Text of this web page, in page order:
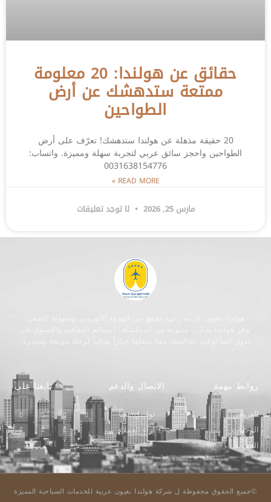
حقائق عن هولندا: 20 معلومة
ممتعة ستدهشك عن أرض
الطواحين
20 حقيقة مذهلة عن هولندا ستدهشك! تعرّف على أرض
الطواحين واحجز سائق عربي لتجربة سهلة ومميزة. واتساب:
0031638154776
READ MORE »
مارس 25, 2026 لا توجد تعليقات
روابط مهمة
العروض
الوجهات
المدونة
الاتصال والدعم
تواصل معنا
اراء العملاء
تابعنا على
©جميع الحقوق محفوظة ل شركة هولندا بعيون عربية للخدمات السياحية المميزة